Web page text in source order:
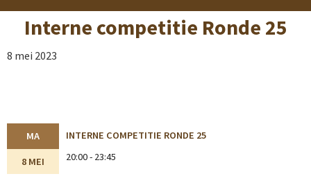
Interne competitie Ronde 25
8 mei 2023
MA
8 MEI
INTERNE COMPETITIE RONDE 25
20:00 - 23:45